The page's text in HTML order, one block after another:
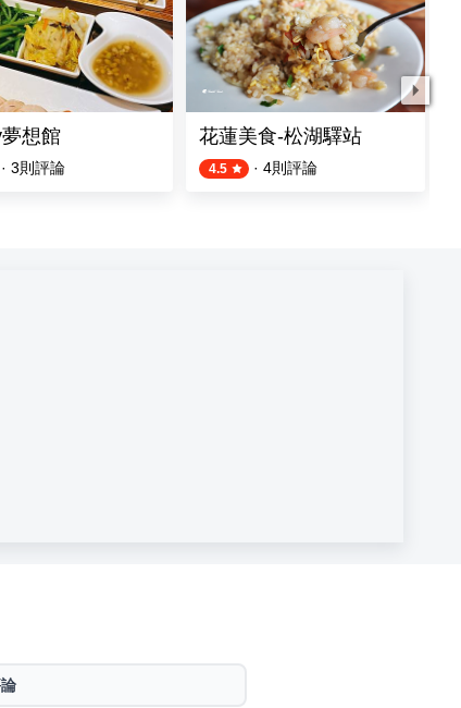
想館
· 3則評論
花蓮美食-松湖驛站
4.5 · 4則評論